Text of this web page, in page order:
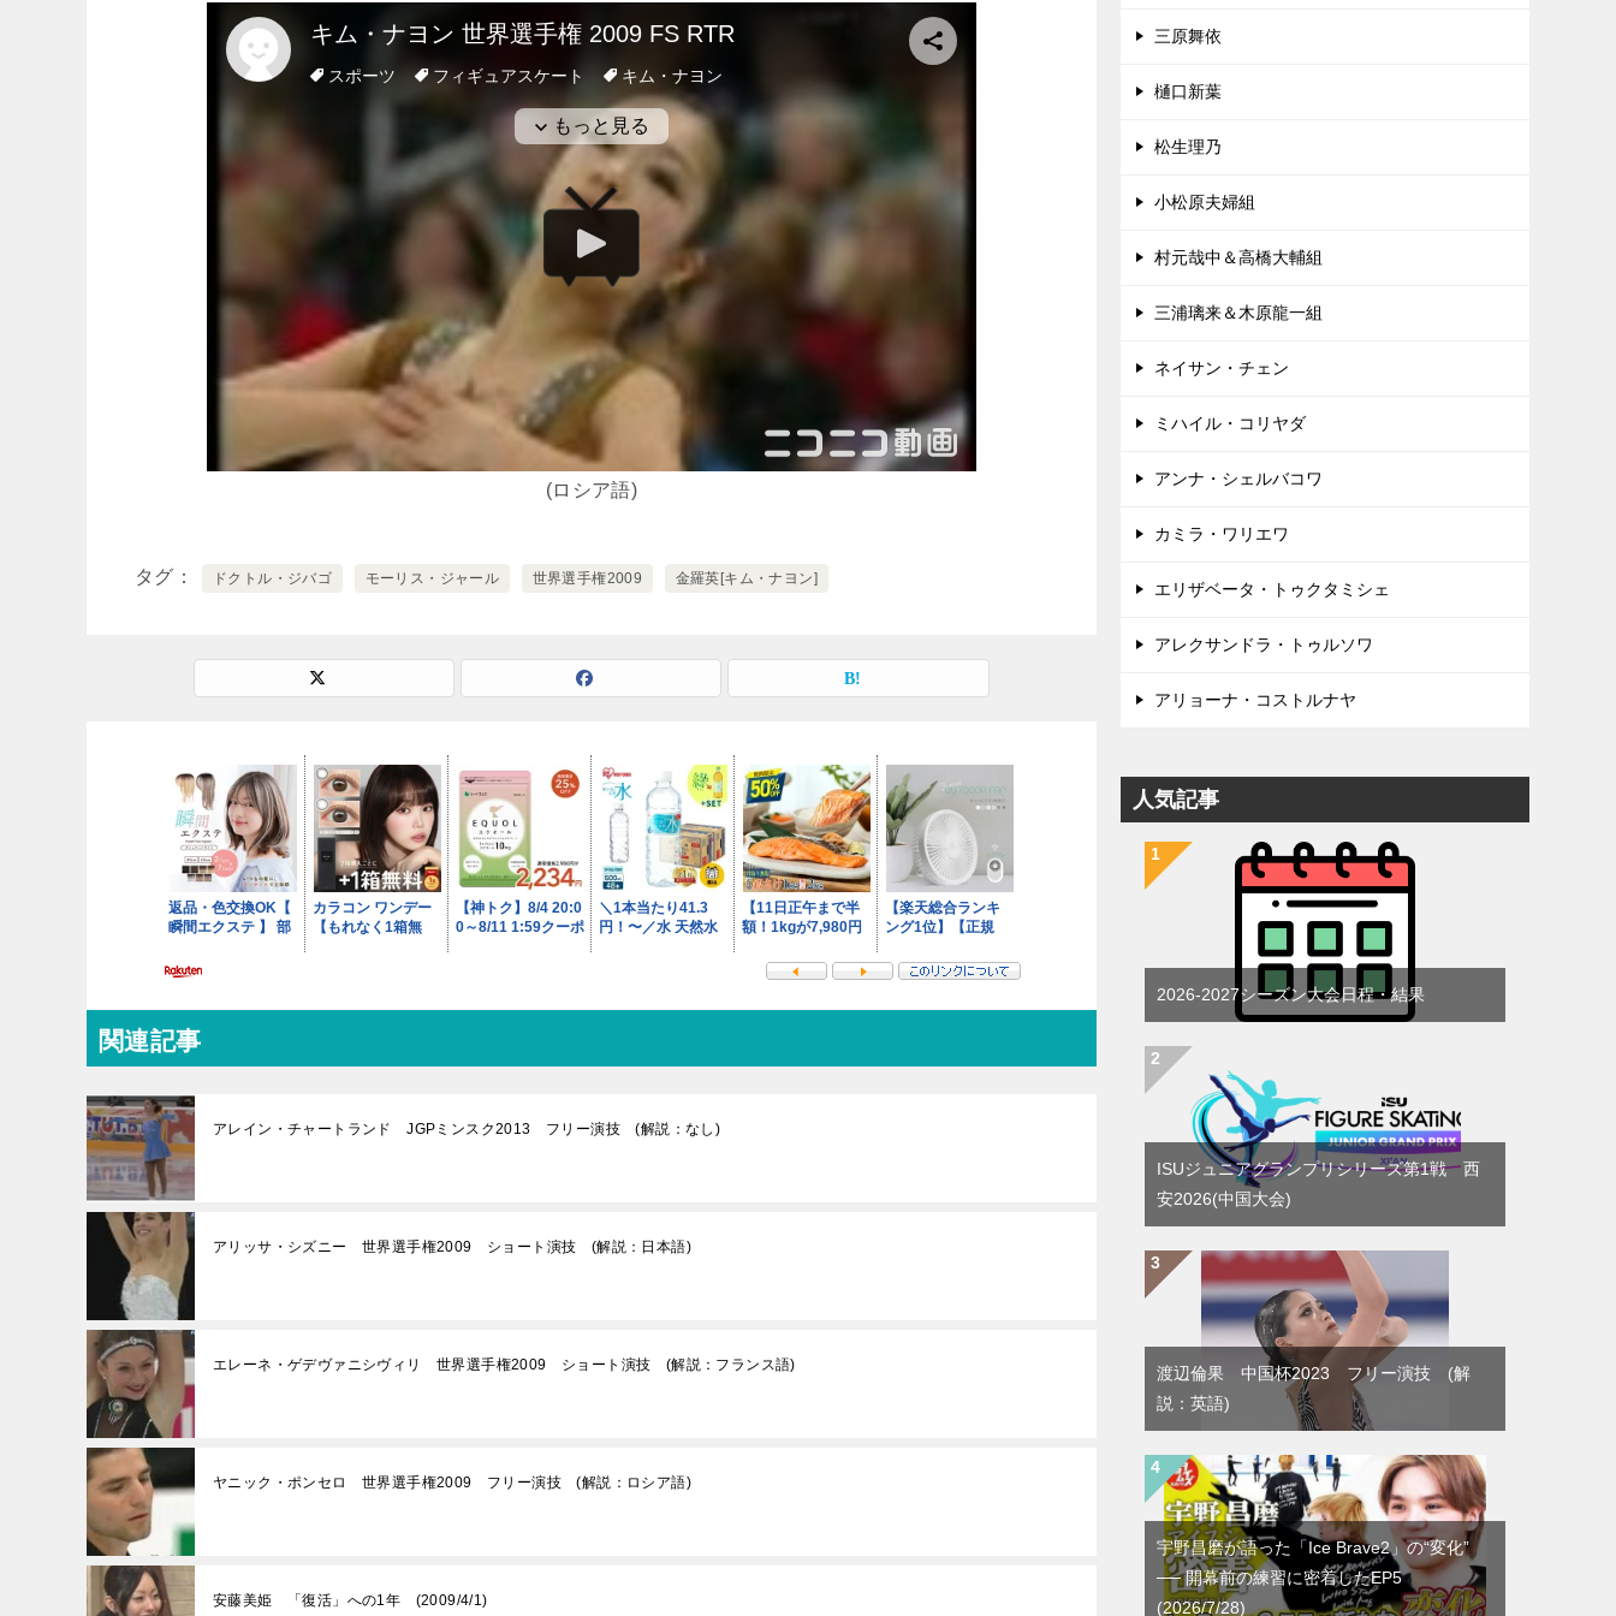
(ロシア語)
タグ ドクトル・ジバゴ モーリス・ジャール 世界選手権2009 金羅英[キム・ナヨン]
関連記事
アレイン・チャートランド JGPミンスク2013 フリー演技 (解説：なし)
アリッサ・シズニー 世界選手権2009 ショート演技 (解説：日本語)
エレーネ・ゲデヴァニシヴィリ 世界選手権2009 ショート演技 (解説：フランス語)
ヤニック・ポンセロ 世界選手権2009 フリー演技 (解説：ロシア語)
安藤美姫 「復活」への1年 (2009/4/1)
三原舞依
樋口新葉
松生理乃
小松原夫婦組
村元哉中＆高橋大輔組
三浦璃来＆木原龍一組
ネイサン・チェン
ミハイル・コリヤダ
アンナ・シェルバコワ
カミラ・ワリエワ
エリザベータ・トゥクタミシェ
アレクサンドラ・トゥルソワ
アリョーナ・コストルナヤ
人気記事
2026-2027シーズン大会日程・結果
ISUジュニアグランプリシリーズ第1戦 西
安2026(中国大会)
渡辺倫果 中国杯2023 フリー演技 (解
説：英語)
宇野昌磨が語った「Ice Brave2」の“変化”
── 開幕前の練習に密着したEP5
(2026/7/28)